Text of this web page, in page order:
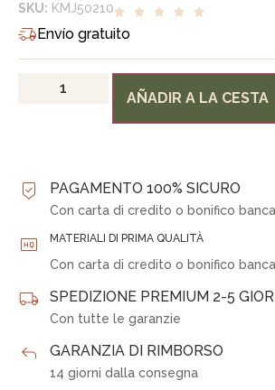
SKU: KMJ50210
Envío gratuito
AÑADIR A LA CESTA
PAGAMENTO 100% SICURO
Con carta di credito o bonifico
MATERIALI DI PRIMA QUALITÀ
Con carta di credito o bonifico
SPEDIZIONE PREMIUM 2-5
Con tutte le garanzie
GARANZIA DI RIMBORSO
14 giorni dalla consegna